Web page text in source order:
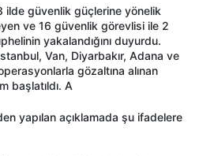
ilde güvenlik güçlerine yönelik
ve 16 güvenlik görevlisi ile 2
yakalandığını duyurdu.
Van, Diyarbakır, Adana ve
gözaltına alınan
başlatıldı. A
yapılan açıklamada şu ifadelere